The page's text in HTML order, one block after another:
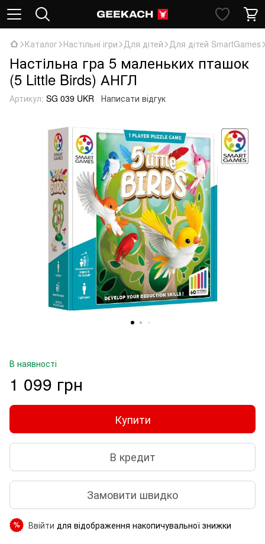
Каталог Настільні ігри Для дітей Для дітей SmartGames
Настільна гра 5 маленьких пташок
(5 Little Birds) АНГЛ
Артикул: SG 039 UKR Написати відгук
В наявності
1 099 грн
Купити
В кредит
Замовити швидко
% Ввійти для відображення накопичувальної знижки